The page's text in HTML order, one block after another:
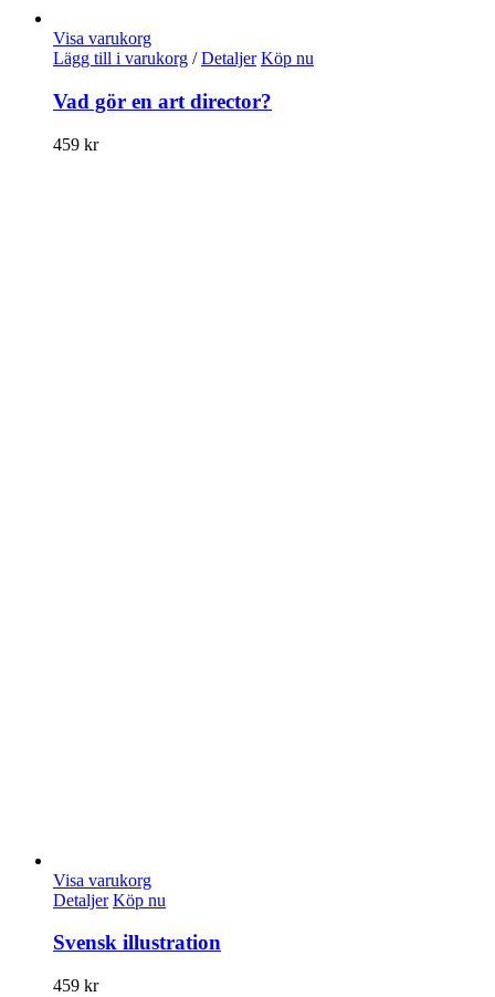
Visa varukorg
Lägg till i varukorg / Detaljer Köp nu
Vad gör en art director?
459 kr
Visa varukorg
Detaljer Köp nu
Svensk illustration
459 kr